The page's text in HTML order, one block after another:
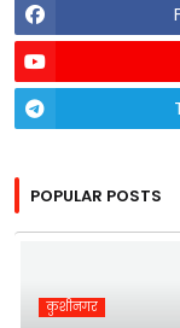
POPULAR POSTS
कुशीनगर